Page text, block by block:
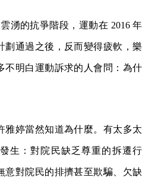
湧的抗爭階段，運動在 2016 年
劃通過之後，反而變得疲軟，樂
不明白運動訴求的人會問：為什
雅婷當然知道為什麼。有太多太
生：對院民缺乏尊重的拆遷行
意對院民的排擠甚至欺騙、欠缺